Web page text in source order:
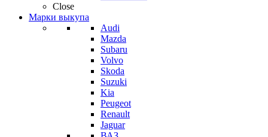
Close
Марки выкупа
Audi
Mazda
Subaru
Volvo
Skoda
Suzuki
Kia
Peugeot
Renault
Jaguar